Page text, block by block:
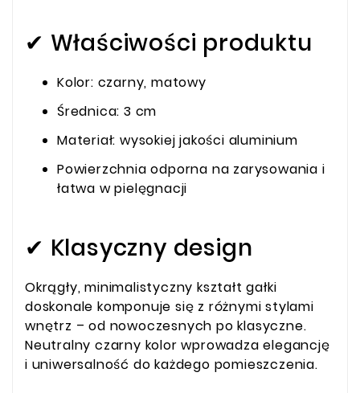
✔ Właściwości produktu
Kolor: czarny, matowy
Średnica: 3 cm
Materiał: wysokiej jakości aluminium
Powierzchnia odporna na zarysowania i
łatwa w pielęgnacji
✔ Klasyczny design
Okrągły, minimalistyczny kształt gałki
doskonale komponuje się z różnymi stylami
wnętrz – od nowoczesnych po klasyczne.
Neutralny czarny kolor wprowadza elegancję
i uniwersalność do każdego pomieszczenia.